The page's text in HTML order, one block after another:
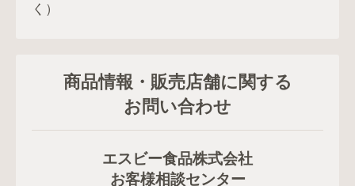
く）
商品情報・販売店舗に関する
お問い合わせ
エスビー食品株式会社
お客様相談センター